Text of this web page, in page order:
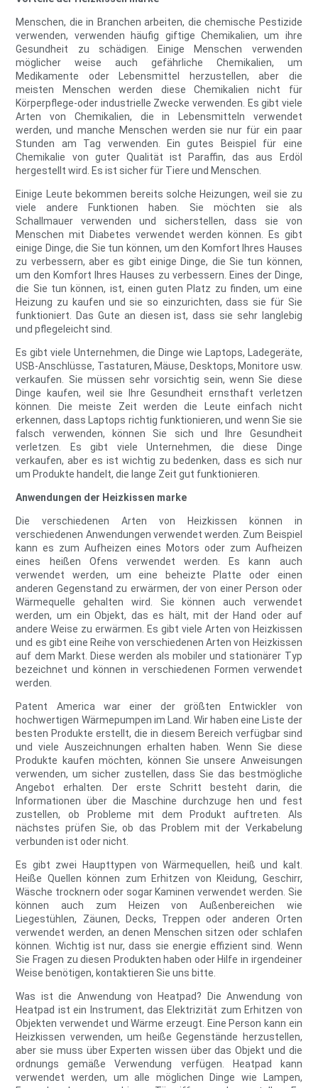
Menschen, die in Branchen arbeiten, die chemische Pestizide
verwenden, verwenden häufig giftige Chemikalien, um ihre
Gesundheit zu schädigen. Einige Menschen verwenden
möglicher weise auch gefährliche Chemikalien, um
Medikamente oder Lebensmittel herzustellen, aber die
meisten Menschen werden diese Chemikalien nicht für
Körperpflege-oder industrielle Zwecke verwenden. Es gibt viele
Arten von Chemikalien, die in Lebensmitteln verwendet
werden, und manche Menschen werden sie nur für ein paar
Stunden am Tag verwenden. Ein gutes Beispiel für eine
Chemikalie von guter Qualität ist Paraffin, das aus Erdöl
hergestellt wird. Es ist sicher für Tiere und Menschen.
Einige Leute bekommen bereits solche Heizungen, weil sie zu
viele andere Funktionen haben. Sie möchten sie als
Schallmauer verwenden und sicherstellen, dass sie von
Menschen mit Diabetes verwendet werden können. Es gibt
einige Dinge, die Sie tun können, um den Komfort Ihres Hauses
zu verbessern, aber es gibt einige Dinge, die Sie tun können,
um den Komfort Ihres Hauses zu verbessern. Eines der Dinge,
die Sie tun können, ist, einen guten Platz zu finden, um eine
Heizung zu kaufen und sie so einzurichten, dass sie für Sie
funktioniert. Das Gute an diesen ist, dass sie sehr langlebig
und pflegeleicht sind.
Es gibt viele Unternehmen, die Dinge wie Laptops, Ladegeräte,
USB-Anschlüsse, Tastaturen, Mäuse, Desktops, Monitore usw.
verkaufen. Sie müssen sehr vorsichtig sein, wenn Sie diese
Dinge kaufen, weil sie Ihre Gesundheit ernsthaft verletzen
können. Die meiste Zeit werden die Leute einfach nicht
erkennen, dass Laptops richtig funktionieren, und wenn Sie sie
falsch verwenden, können Sie sich und Ihre Gesundheit
verletzen. Es gibt viele Unternehmen, die diese Dinge
verkaufen, aber es ist wichtig zu bedenken, dass es sich nur
um Produkte handelt, die lange Zeit gut funktionieren.
Anwendungen der Heizkissen marke
Die verschiedenen Arten von Heizkissen können in
verschiedenen Anwendungen verwendet werden. Zum Beispiel
kann es zum Aufheizen eines Motors oder zum Aufheizen
eines heißen Ofens verwendet werden. Es kann auch
verwendet werden, um eine beheizte Platte oder einen
anderen Gegenstand zu erwärmen, der von einer Person oder
Wärmequelle gehalten wird. Sie können auch verwendet
werden, um ein Objekt, das es hält, mit der Hand oder auf
andere Weise zu erwärmen. Es gibt viele Arten von Heizkissen
und es gibt eine Reihe von verschiedenen Arten von Heizkissen
auf dem Markt. Diese werden als mobiler und stationärer Typ
bezeichnet und können in verschiedenen Formen verwendet
werden.
Patent America war einer der größten Entwickler von
hochwertigen Wärmepumpen im Land. Wir haben eine Liste der
besten Produkte erstellt, die in diesem Bereich verfügbar sind
und viele Auszeichnungen erhalten haben. Wenn Sie diese
Produkte kaufen möchten, können Sie unsere Anweisungen
verwenden, um sicher zustellen, dass Sie das bestmögliche
Angebot erhalten. Der erste Schritt besteht darin, die
Informationen über die Maschine durchzuge hen und fest
zustellen, ob Probleme mit dem Produkt auftreten. Als
nächstes prüfen Sie, ob das Problem mit der Verkabelung
verbunden ist oder nicht.
Es gibt zwei Haupttypen von Wärmequellen, heiß und kalt.
Heiße Quellen können zum Erhitzen von Kleidung, Geschirr,
Wäsche trocknern oder sogar Kaminen verwendet werden. Sie
können auch zum Heizen von Außenbereichen wie
Liegestühlen, Zäunen, Decks, Treppen oder anderen Orten
verwendet werden, an denen Menschen sitzen oder schlafen
können. Wichtig ist nur, dass sie energie effizient sind. Wenn
Sie Fragen zu diesen Produkten haben oder Hilfe in irgendeiner
Weise benötigen, kontaktieren Sie uns bitte.
Was ist die Anwendung von Heatpad? Die Anwendung von
Heatpad ist ein Instrument, das Elektrizität zum Erhitzen von
Objekten verwendet und Wärme erzeugt. Eine Person kann ein
Heizkissen verwenden, um heiße Gegenstände herzustellen,
aber sie muss über Experten wissen über das Objekt und die
ordnungs gemäße Verwendung verfügen. Heatpad kann
verwendet werden, um alle möglichen Dinge wie Lampen,